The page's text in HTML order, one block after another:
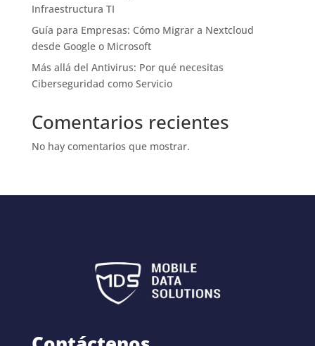
Infraestructura TI
Guía para Empresas: Cómo Migrar a Nextcloud
desde Google o Microsoft
Más allá del Antivirus: Por qué necesitas
Ciberseguridad como Servicio
Comentarios recientes
No hay comentarios que mostrar.